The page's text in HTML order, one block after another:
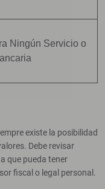
Ningún Servicio o
existe la posibilidad
Debe revisar
que pueda tener
fiscal o legal personal.